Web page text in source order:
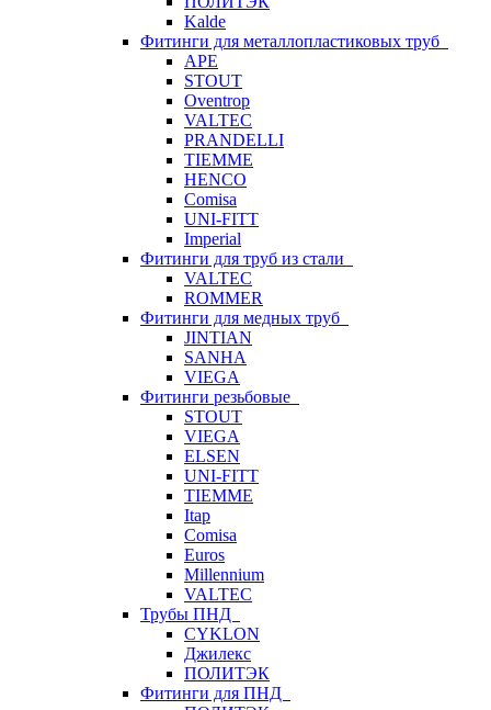
Kalde
Фитинги для металлопластиковых труб
APE
STOUT
Oventrop
VALTEC
PRANDELLI
TIEMME
HENCO
Comisa
UNI-FITT
Imperial
Фитинги для труб из стали
VALTEC
ROMMER
Фитинги для медных труб
JINTIAN
SANHA
VIEGA
Фитинги резьбовые
STOUT
VIEGA
ELSEN
UNI-FITT
TIEMME
Itap
Comisa
Euros
Millennium
VALTEC
Трубы ПНД
CYKLON
Джилекс
ПОЛИТЭК
Фитинги для ПНД